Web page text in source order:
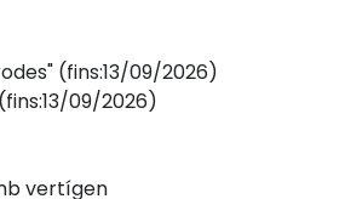
(fins:13/09/2026)
(fins:13/09/2026)
vertígen